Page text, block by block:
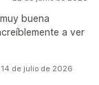
buena
a ver
de julio de 2026